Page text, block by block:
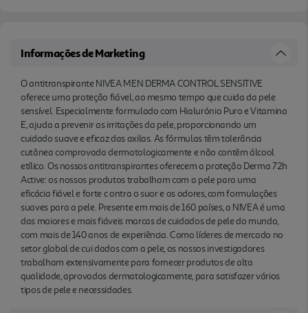
extensivamente para fornecer produtos de alta
satisfazer vários tipos de pele e necessidades.
Informações de Marketing
O antitranspirante NIVEA MEN DERMA CONTROL SENSITIVE
oferece uma proteção fiável, ao mesmo tempo que cuida da pele
sensível. Especialmente formulado com Hialurónio Puro e Vitamina
E, ajuda a prevenir as irritações da pele, proporcionando um
cuidado suave e eficaz das axilas. As fórmulas têm tolerância
cutânea comprovada dermatologicamente e não contêm álcool
etílico. Os nossos antitranspirantes oferecem a proteção Derma 72h
Active: os nossos produtos trabalham com a pele para uma
eficácia fiável e forte c ontra o suor e os odores, com formulações
suaves para a pele. Presente em mais de 160 países, a NIVEA é uma
das maiores e mais fiáveis marcas de cuidados de pele do mundo,
com mais de 140 anos de experiência. Como líderes de mercado no
setor global de cui dados com a pele, os nossos investigadores
trabalham extensivamente para fornecer produtos de alta
qualidade, aprovados dermatologicamente, para satisfazer vários
tipos de pele e necessidades.